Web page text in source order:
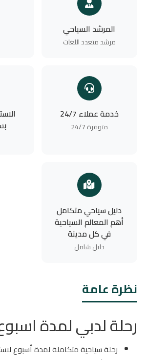
المرشد السياحي
مرشد متعدد اللغات
خدمة عملاء 24/7
متوفرة 24/7
دليل سياحي متكامل
أهم المعالم السياحية
في كل مدينة
دليل شامل
نظرة عامة
رحلة لدبي لمدة
رحلة سياحية متكاملة لمدة أسبوع